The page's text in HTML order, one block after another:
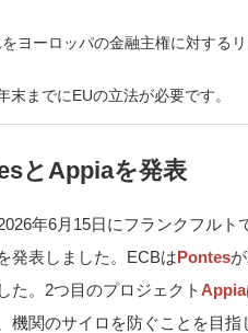
ヨーロッパの金融主権に対する
までにEUの立法が必要です。
とAppiaを発表
年6月15日にフランクフルト
発表しました。ECBはPontes
た。2つ目のプロジェクトAppia
関のサイロを防ぐことを目指